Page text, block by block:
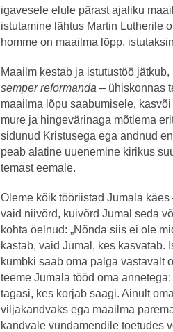
igavesele elule pärast ajaliku
istutamine lähtus Martin Lutherile
homme on maailma lõpp,
Maailm kestab ja istutustöö
semper reformanda – ühiskonnas
maailma lõpu saabumisele,
mure ja hingevärinaga mõtlema
sidunud Kristusega ega andnud
peab alatine uuenemine kirikus
temast eemale.
Oleme kõik tööriistad Jumala
vaid niivõrd, kuivõrd Jumal seda
kohta öelnud: „Nõnda siis ei ole
kastab, vaid Jumal, kes kasvatab.
kumbki saab oma palga vastavalt
teeme Jumala tööd oma
tagasi, kes korjab saagi. Ainult
viljakandvaks ega maailma
kandvale vundamendile toetudes